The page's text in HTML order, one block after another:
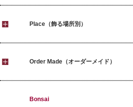
Place（飾る場所別）
Order Made（オーダーメイド）
Bonsai